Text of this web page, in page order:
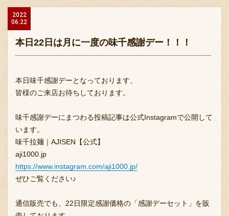
2022
06.22
本日22日は月に一度の味千感謝デー！！！
本日味千感謝デーとなっております、
皆様のご来店お待ちしております。
味千感謝デーにまつわる投稿記事は公式Instagramで公開して
います。
味千拉麺｜AJISEN【公式】
aji1000.jp
https://www.instagram.com/aji1000.jp/
ぜひご覧ください♪
通信販売でも、22日限定感謝価格の「感謝デーセット」を販